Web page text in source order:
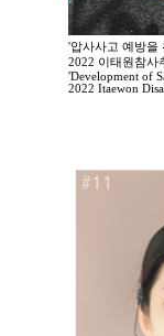
'압사사고 예방을
2022 이태원참사
'Development of
2022 Itaewon